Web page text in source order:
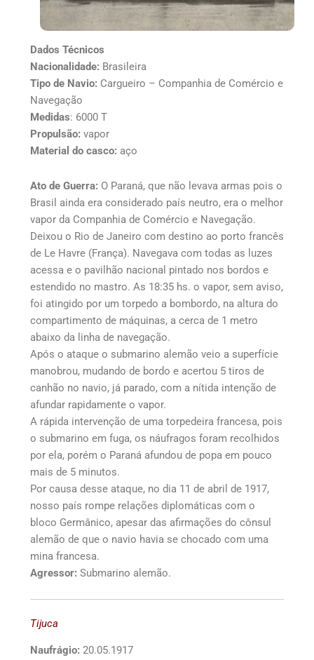
Dados Técnicos
Nacionalidade: Brasileira
Tipo de Navio: Cargueiro – Companhia de Comércio e
Navegação
Medidas: 6000 T
Propulsão: vapor
Material do casco: aço
Ato de Guerra: O Paraná, que não levava armas pois o
Brasil ainda era considerado país neutro, era o melhor
vapor da Companhia de Comércio e Navegação.
Deixou o Rio de Janeiro com destino ao porto francês
de Le Havre (França). Navegava com todas as luzes
acessa e o pavilhão nacional pintado nos bordos e
estendido no mastro. As 18:35 hs. o vapor, sem aviso,
foi atingido por um torpedo a bombordo, na altura do
compartimento de máquinas, a cerca de 1 metro
abaixo da linha de navegação.
Após o ataque o submarino alemão veio a superfície
manobrou, mudando de bordo e acertou 5 tiros de
canhão no navio, já parado, com a nítida intenção de
afundar rapidamente o vapor.
A rápida intervenção de uma torpedeira francesa, pois
o submarino em fuga, os náufragos foram recolhidos
por ela, porém o Paraná afundou de popa em pouco
mais de 5 minutos.
Por causa desse ataque, no dia 11 de abril de 1917,
nosso país rompe relações diplomáticas com o
bloco Germânico, apesar das afirmações do cônsul
alemão de que o navio havia se chocado com uma
mina francesa.
Agressor: Submarino alemão.
Tijuca
Naufrágio: 20.05.1917